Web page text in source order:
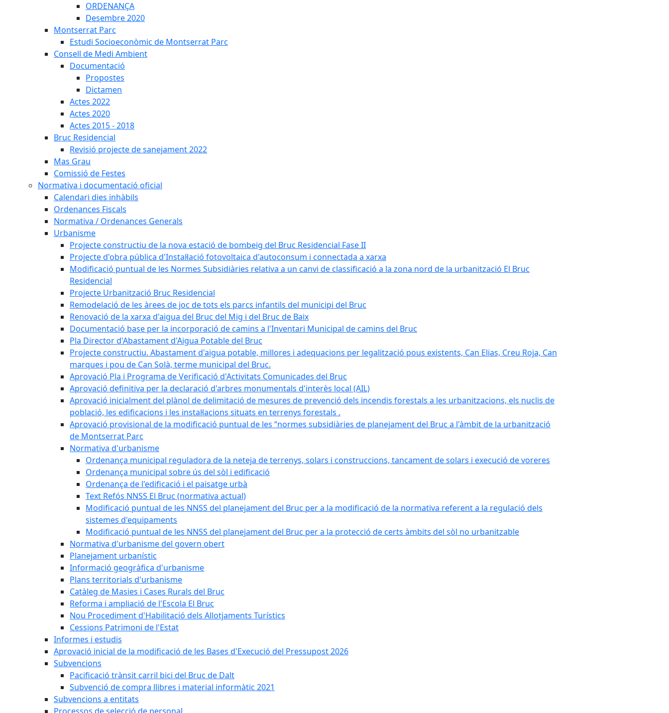
ORDENANÇA
Desembre 2020
Montserrat Parc
Estudi Socioeconòmic de Montserrat Parc
Consell de Medi Ambient
Documentació
Propostes
Dictamen
Actes 2022
Actes 2020
Actes 2015 - 2018
Bruc Residencial
Revisió projecte de sanejament 2022
Mas Grau
Comissió de Festes
Normativa i documentació oficial
Calendari dies inhàbils
Ordenances Fiscals
Normativa / Ordenances Generals
Urbanisme
Projecte constructiu de la nova estació de bombeig del Bruc Residencial Fase II
Projecte d'obra pública d'Instal·lació fotovoltaica d'autoconsum i connectada a xarxa
Modificació puntual de les Normes Subsidiàries relativa a un canvi de classificació a la zona nord de la urbanització El Bruc
Residencial
Projecte Urbanització Bruc Residencial
Remodelació de les àrees de joc de tots els parcs infantils del municipi del Bruc
Renovació de la xarxa d'aigua del Bruc del Mig i del Bruc de Baix
Documentació base per la incorporació de camins a l'Inventari Municipal de camins del Bruc
Pla Director d'Abastament d'Aigua Potable del Bruc
Projecte constructiu. Abastament d'aigua potable, millores i adequacions per legalització pous existents, Can Elias, Creu Roja, Can
marques i pou de Can Solà, terme municipal del Bruc.
Aprovació Pla i Programa de Verificació d'Activitats Comunicades del Bruc
Aprovació definitiva per la declaració d'arbres monumentals d'interès local (AIL)
Aprovació inicialment del plànol de delimitació de mesures de prevenció dels incendis forestals a les urbanitzacions, els nuclis de
població, les edificacions i les instal·lacions situats en terrenys forestals .
Aprovació provisional de la modificació puntual de les “normes subsidiàries de planejament del Bruc a l'àmbit de la urbanització
de Montserrat Parc
Normativa d'urbanisme
Ordenança municipal reguladora de la neteja de terrenys, solars i construccions, tancament de solars i execució de voreres
Ordenança municipal sobre ús del sòl i edificació
Ordenança de l'edificació i el paisatge urbà
Text Refós NNSS El Bruc (normativa actual)
Modificació puntual de les NNSS del planejament del Bruc per a la modificació de la normativa referent a la regulació dels
sistemes d'equipaments
Modificació puntual de les NNSS del planejament del Bruc per a la protecció de certs àmbits del sòl no urbanitzable
Normativa d'urbanisme del govern obert
Planejament urbanístic
Informació geogràfica d'urbanisme
Plans territorials d'urbanisme
Catàleg de Masies i Cases Rurals del Bruc
Reforma i ampliació de l'Escola El Bruc
Nou Procediment d'Habilitació dels Allotjaments Turístics
Cessions Patrimoni de l'Estat
Informes i estudis
Aprovació inicial de la modificació de les Bases d'Execució del Pressupost 2026
Subvencions
Pacificació trànsit carril bici del Bruc de Dalt
Subvenció de compra llibres i material informàtic 2021
Subvencions a entitats